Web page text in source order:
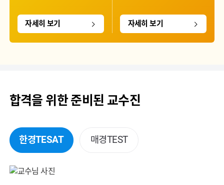
자세히 보기 자세히 보기
합격을 위한 준비된 교수진
한경TESAT 매경TEST